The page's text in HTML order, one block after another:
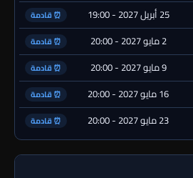
25 أبريل 2027 - 19:00 ⏰ قادمة
2 مايو 2027 - 20:00 ⏰ قادمة
9 مايو 2027 - 20:00 ⏰ قادمة
16 مايو 2027 - 20:00 ⏰ قادمة
23 مايو 2027 - 20:00 ⏰ قادمة